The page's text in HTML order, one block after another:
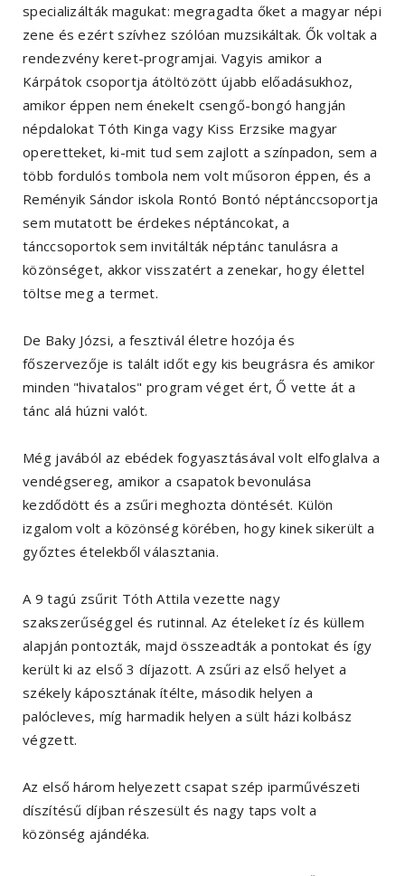
specializálták magukat: megragadta őket a magyar népi
zene és ezért szívhez szólóan muzsikáltak. Ők voltak a
rendezvény keret-programjai. Vagyis amikor a
Kárpátok csoportja átöltözött újabb előadásukhoz,
amikor éppen nem énekelt csengő-bongó hangján
népdalokat Tóth Kinga vagy Kiss Erzsike magyar
operetteket, ki-mit tud sem zajlott a színpadon, sem a
több fordulós tombola nem volt műsoron éppen, és a
Reményik Sándor iskola Rontó Bontó néptánccsoportja
sem mutatott be érdekes néptáncokat, a
tánccsoportok sem invitálták néptánc tanulásra a
közönséget, akkor visszatért a zenekar, hogy élettel
töltse meg a termet.
De Baky Józsi, a fesztivál életre hozója és
főszervezője is talált időt egy kis beugrásra és amikor
minden "hivatalos" program véget ért, Ő vette át a
tánc alá húzni valót.
Még javából az ebédek fogyasztásával volt elfoglalva a
vendégsereg, amikor a csapatok bevonulása
kezdődött és a zsűri meghozta döntését. Külön
izgalom volt a közönség körében, hogy kinek sikerült a
győztes ételekből választania.
A 9 tagú zsűrit Tóth Attila vezette nagy
szakszerűséggel és rutinnal. Az ételeket íz és küllem
alapján pontozták, majd összeadták a pontokat és így
került ki az első 3 díjazott. A zsűri az első helyet a
székely káposztának ítélte, második helyen a
palócleves, míg harmadik helyen a sült házi kolbász
végzett.
Az első három helyezett csapat szép iparművészeti
díszítésű díjban részesült és nagy taps volt a
közönség ajándéka.